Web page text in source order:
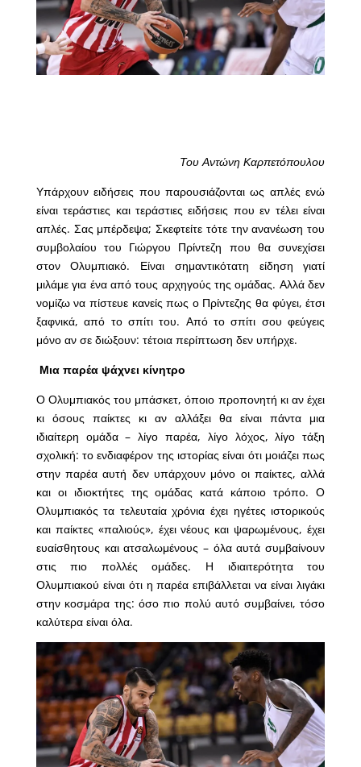
Του Αντώνη Καρπετόπουλου
Υπάρχουν ειδήσεις που παρουσιάζονται ως απλές ενώ
είναι τεράστιες και τεράστιες ειδήσεις που εν τέλει είναι
απλές. Σας μπέρδεψα; Σκεφτείτε τότε την ανανέωση του
συμβολαίου του Γιώργου Πρίντεζη που θα συνεχίσει
στον Ολυμπιακό. Είναι σημαντικότατη είδηση γιατί
μιλάμε για ένα από τους αρχηγούς της ομάδας. Αλλά δεν
νομίζω να πίστευε κανείς πως ο Πρίντεζης θα φύγει, έτσι
ξαφνικά, από το σπίτι του. Από το σπίτι σου φεύγεις
μόνο αν σε διώξουν: τέτοια περίπτωση δεν υπήρχε.
Μια παρέα ψάχνει κίνητρο
Ο Ολυμπιακός του μπάσκετ, όποιο προπονητή κι αν έχει
κι όσους παίκτες κι αν αλλάξει θα είναι πάντα μια
ιδιαίτερη ομάδα – λίγο παρέα, λίγο λόχος, λίγο τάξη
σχολική: το ενδιαφέρον της ιστορίας είναι ότι μοιάζει πως
στην παρέα αυτή δεν υπάρχουν μόνο οι παίκτες, αλλά
και οι ιδιοκτήτες της ομάδας κατά κάποιο τρόπο. Ο
Ολυμπιακός τα τελευταία χρόνια έχει ηγέτες ιστορικούς
και παίκτες «παλιούς», έχει νέους και ψαρωμένους, έχει
ευαίσθητους και ατσαλωμένους – όλα αυτά συμβαίνουν
στις πιο πολλές ομάδες. Η ιδιαιτερότητα του
Ολυμπιακού είναι ότι η παρέα επιβάλλεται να είναι λιγάκι
στην κοσμάρα της: όσο πιο πολύ αυτό συμβαίνει, τόσο
καλύτερα είναι όλα.